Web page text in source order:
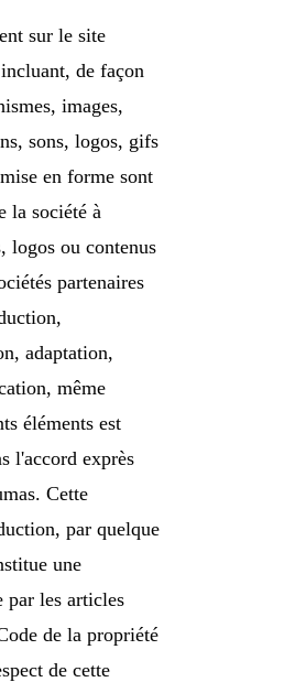
sur le site
de façon
images,
sons, logos, gifs
en forme sont
la société à
logos ou contenus
partenaires
adaptation,
même
éléments est
l'accord exprès
Cette
par quelque
une
par les articles
de la propriété
de cette